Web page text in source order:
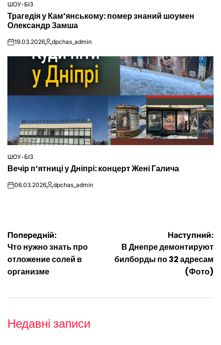
ОПУБЛІКУВАТИ
ШОУ-БІЗ
Трагедія у Кам’янському: помер знаний шоумен
Олександр Замша
on19.03.2026Опубліковано
dpchas_admin
ОПУБЛІКУВАТИ
У
ШОУ-БІЗ
Вечір п’ятниці у Дніпрі: концерт Жені Галича
on06.03.2026Опубліковано
dpchas_admin
Навігація
записів
Попередній:
Что нужно знать про
отложение солей в
организме
Наступний:
В Днепре демонтируют
билборды по 32 адресам
(Фото)
Недавні записи